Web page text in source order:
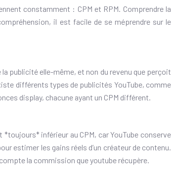
constamment : CPM et RPM. Comprendre la
il est facile de se méprendre sur le
publicité elle-même, et non du revenu que perçoit
différents types de publicités YouTube, comme
display, chacune ayant un CPM différent.
inférieur au CPM, car YouTube conserve
estimer les gains réels d’un créateur de contenu.
la commission que youtube récupère.